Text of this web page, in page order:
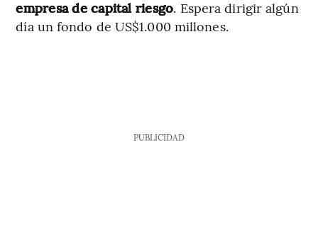
empresa de capital riesgo. Espera dirigir algún
día un fondo de US$1.000 millones.
PUBLICIDAD